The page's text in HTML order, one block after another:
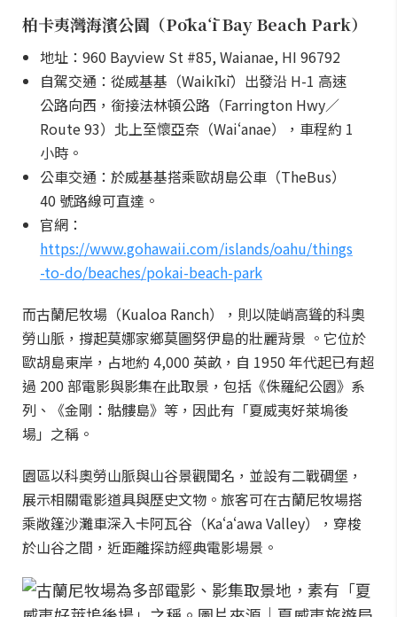
柏卡夷灣海濱公園（Pōkaʻī Bay Beach Park）
地址：960 Bayview St #85, Waianae, HI 96792
自駕交通：從威基基（Waikīkī）出發沿 H-1 高速
公路向西，銜接法林頓公路（Farrington Hwy／
Route 93）北上至懷亞奈（Waiʻanae），車程約 1
小時。
公車交通：於威基基搭乘歐胡島公車（TheBus）
40 號路線可直達。
官網：
https://www.gohawaii.com/islands/oahu/things
-to-do/beaches/pokai-beach-park
而古蘭尼牧場（Kualoa Ranch），則以陡峭高聳的科奧
勞山脈，撐起莫娜家鄉莫圖努伊島的壯麗背景 。它位於
歐胡島東岸，占地約 4,000 英畝，自 1950 年代起已有超
過 200 部電影與影集在此取景，包括《侏羅紀公園》系
列、《金剛：骷髏島》等，因此有「夏威夷好萊塢後
場」之稱。
園區以科奧勞山脈與山谷景觀聞名，並設有二戰碉堡，
展示相關電影道具與歷史文物。旅客可在古蘭尼牧場搭
乘敞篷沙灘車深入卡阿瓦谷（Kaʻaʻawa Valley），穿梭
於山谷之間，近距離探訪經典電影場景。